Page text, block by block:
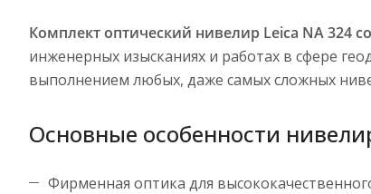
Комплект оптический нивелир Leica NA 324
инженерных изысканиях и работах в сфере
выполнением любых, даже самых сложных
Основные особенности
Фирменная оптика для